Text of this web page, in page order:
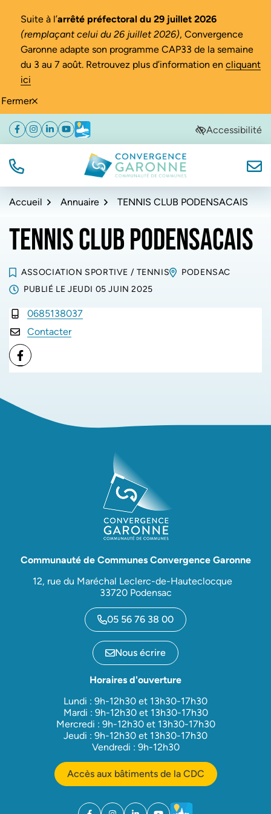
Fermer
Suite à l’arrêté préfectoral du 29 juillet 2026
(remplaçant celui du 26 juillet 2026), Convergence
Garonne adapte son programme CAP33 de la semaine
du 3 au 7 août. Retrouvez plus d’information en cliquant
ici
Aller
navigation
Aller
au
Aller
au
de
Facebook
(ouverture dans un nouvel onglet)
Instagram
(ouverture dans un nouvel onglet)
Linkedin
(ouverture dans un nouvel onglet)
YouTube
(ouverture dans un nouvel onglet)
Météo
(ouverture dans un nouvel onglet)Accessibilité
TÉL. Convergence Garonne
Accueil Annuaire TENNIS CLUB PODENSACAIS
TENNIS CLUB PODENSACAIS
ASSOCIATION SPORTIVE / TENNIS
PODENSAC
PUBLIÉ LE JEUDI 05 JUIN 2025
INFOS UTILES
0685138037
Contacter
Facebook
Communauté de Communes Convergence Garonne
12, rue du Maréchal Leclerc-de-Hauteclocque
33720 Podensac
05 56 76 38 00
Nous écrire
Horaires d'ouverture
Lundi : 9h-12h30 et 13h30-17h30
Mardi : 9h-12h30 et 13h30-17h30
Mercredi : 9h-12h30 et 13h30-17h30
Jeudi : 9h-12h30 et 13h30-17h30
Vendredi : 9h-12h30
Accès aux bâtiments de la CDC